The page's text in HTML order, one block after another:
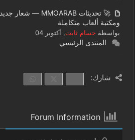
🚀 تحديثات MMOARAB — شعار جديد
ومكتبة ألعاب متكاملة
بواسطة حسام ثابت, أكتوبر 04
المنتدى الرئيسي
شارك:
Forum Information